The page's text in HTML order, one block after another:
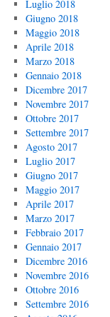
Luglio 2018
Giugno 2018
Maggio 2018
Aprile 2018
Marzo 2018
Gennaio 2018
Dicembre 2017
Novembre 2017
Ottobre 2017
Settembre 2017
Agosto 2017
Luglio 2017
Giugno 2017
Maggio 2017
Aprile 2017
Marzo 2017
Febbraio 2017
Gennaio 2017
Dicembre 2016
Novembre 2016
Ottobre 2016
Settembre 2016